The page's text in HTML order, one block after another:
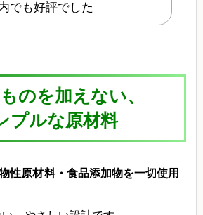
でも好評でした
のを加えない、
プルな原材料
性原材料・食品添加物を一切使用